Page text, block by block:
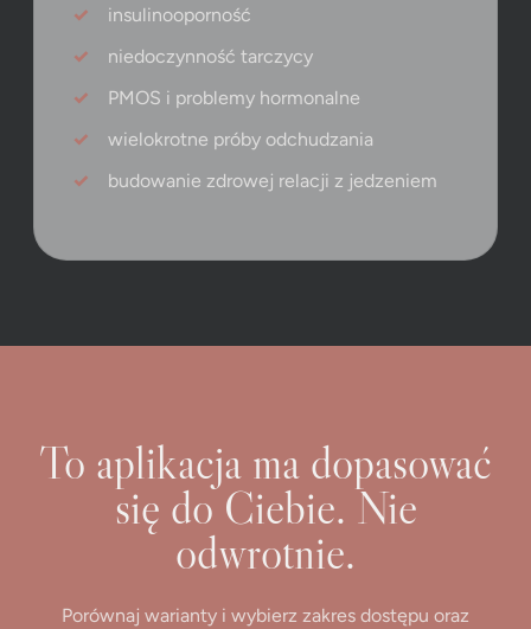
insulinooporność
niedoczynność tarczycy
PMOS i problemy hormonalne
wielokrotne próby odchudzania
budowanie zdrowej relacji z jedzeniem
To aplikacja ma dopasować
się do Ciebie. Nie
odwrotnie.
Porównaj warianty i wybierz zakres dostępu oraz